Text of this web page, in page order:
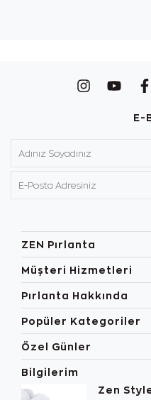
E-
ZEN Pırlanta
Müşteri Hizmetleri
Pırlanta Hakkında
Popüler Kategoriler
Özel Günler
Bilgilerim
Zen